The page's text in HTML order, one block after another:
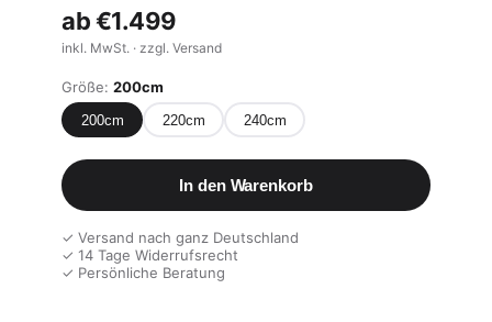
ab€1.499
inkl. MwSt. · zzgl. Versand
Größe: 200cm
200cm 220cm 240cm
In den Warenkorb
✓ Versand nach ganz Deutschland
✓ 14 Tage Widerrufsrecht
✓ Persönliche Beratung